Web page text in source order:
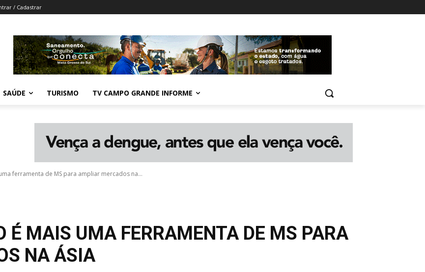
/ Cadastrar
SAÚDE TURISMO TV CAMPO GRANDE INFORME
ferramenta de MS para ampliar mercados na...
É MAIS UMA FERRAMENTA DE MS PARA
NA ÁSIA